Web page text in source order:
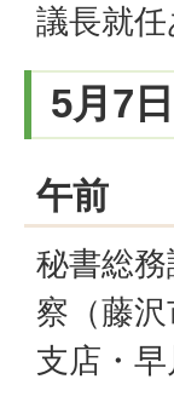
議長就
5月7
午前
秘書総
察（藤
支店・